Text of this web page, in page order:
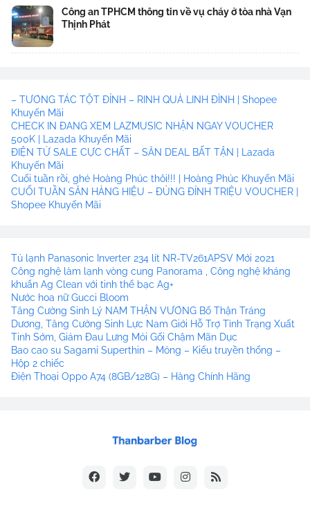
Công an TPHCM thông tin về vụ cháy ở tòa nhà Vạn
Thịnh Phát
– TƯƠNG TÁC TỘT ĐỈNH – RINH QUÀ LINH ĐÌNH | Shopee
Khuyến Mãi
CHECK IN ĐANG XEM LAZMUSIC NHẬN NGAY VOUCHER
500K | Lazada Khuyến Mãi
ĐIỆN TỬ SALE CỰC CHẤT – SĂN DEAL BẤT TẬN | Lazada
Khuyến Mãi
Cuối tuần rồi, ghé Hoàng Phúc thôi!!! | Hoàng Phúc Khuyến Mãi
CUỐI TUẦN SĂN HÀNG HIỆU – ĐỦNG ĐỈNH TRIỆU VOUCHER |
Shopee Khuyến Mãi
Tủ lạnh Panasonic Inverter 234 lít NR-TV261APSV Mới 2021
Công nghệ làm lạnh vòng cung Panorama , Công nghệ kháng
khuẩn Ag Clean với tinh thể bạc Ag+
Nước hoa nữ Gucci Bloom
Tăng Cường Sinh Lý NAM THẬN VƯƠNG Bổ Thận Tráng
Dương, Tăng Cường Sinh Lực Nam Giới Hỗ Trợ Tình Trạng Xuất
Tinh Sớm, Giảm Đau Lưng Mỏi Gối Chậm Mãn Dục
Bao cao su Sagami Superthin – Mỏng – Kiểu truyền thống –
Hộp 2 chiếc
Điện Thoại Oppo A74 (8GB/128G) – Hàng Chính Hãng